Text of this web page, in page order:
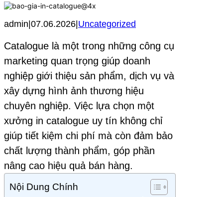
admin 07.06.2026 Uncategorized
Catalogue là một trong những công cụ
marketing quan trọng giúp doanh
nghiệp giới thiệu sản phẩm, dịch vụ và
xây dựng hình ảnh thương hiệu
chuyên nghiệp. Việc lựa chọn một
xưởng in catalogue uy tín không chỉ
giúp tiết kiệm chi phí mà còn đảm bảo
chất lượng thành phẩm, góp phần
nâng cao hiệu quả bán hàng.
Nội Dung Chính